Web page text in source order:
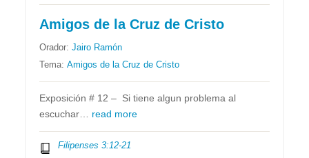
Amigos de la Cruz de Cristo
Orador:Jairo Ramón
Tema:Amigos de la Cruz de Cristo
Exposición # 12 – Si tiene algun problema al
escuchar… read more
Filipenses 3:12-21